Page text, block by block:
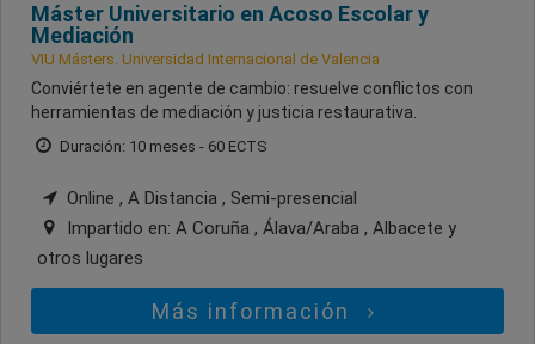
Máster Universitario en Acoso Escolar y
Mediación
VIU Másters. Universidad Internacional de Valencia
Conviértete en agente de cambio: resuelve conflictos con
herramientas de mediación y justicia restaurativa.
Duración: 10 meses - 60 ECTS
Online , A Distancia , Semi-presencial
Impartido en: A Coruña , Álava/Araba , Albacete y
otros lugares
Más información